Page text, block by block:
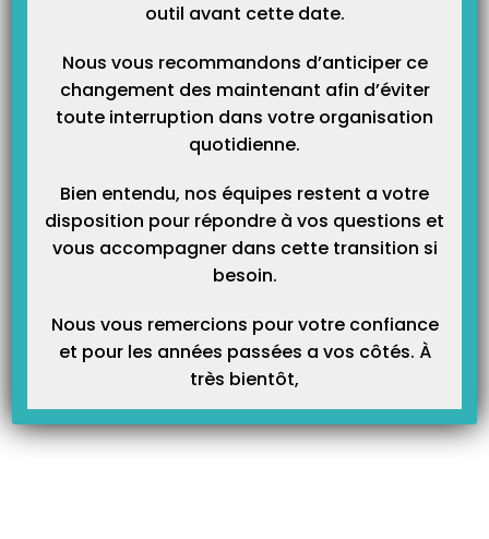
FICHES FORMATIONS
Paramétrer Topaze avec votre nouvelle boîte mail santé
outil avant cette date.
Nous vous recommandons d’anticiper ce
changement des maintenant afin d’éviter
toute interruption dans votre organisation
quotidienne.
Bien entendu, nos équipes restent a votre
disposition pour répondre à vos questions et
vous accompagner dans cette transition si
besoin.
Nous vous remercions pour votre confiance
et pour les années passées a vos côtés. À
très bientôt,